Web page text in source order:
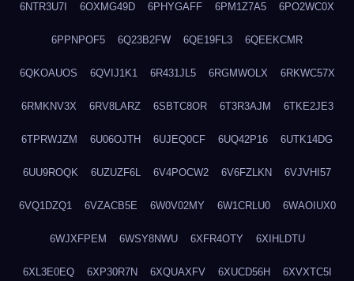
6NTR3U7I 6OXMG49D 6PHYGAFF 6PM1Z7A5 6PO2WC0X
6PPNPOF5 6Q23B2FW 6QE19FL3 6QEEKCMR
6QKOAUOS 6QVIJ1K1 6R431JL5 6RGMWOLX 6RKWC57X
6RMKNV3X 6RV8LARZ 6SBTC8OR 6T3R3AJM 6TKE2JE3
6TPRWJZM 6U06OJTH 6UJEQ0CF 6UQ42P16 6UTK14DG
6UU9ROQK 6UZUZF6L 6V4POCW2 6V6FZLKN 6VJVHI57
6VQ1DZQ1 6VZACB5E 6W0V02MY 6W1CRLU0 6WAOIUX0
6WJXFPEM 6WSY8NWU 6XFR4OTY 6XIHLDTU
6XL3E0EQ 6XP30R7N 6XQUAXFV 6XUCD56H 6XVXTC5I